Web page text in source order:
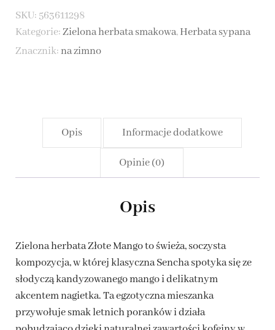
Mango
SKU: 563611298
Kategorie:Zielona herbata smakowa,Herbata sypana
Znacznik:na zimno
Opis Informacje dodatkowe
Opinie (0)
Opis
Zielona herbata Złote Mango to świeża, soczysta
kompozycja, w której klasyczna Sencha spotyka się ze
słodyczą kandyzowanego mango i delikatnym
akcentem nagietka. Ta egzotyczna mieszanka
przywołuje smak letnich poranków i działa